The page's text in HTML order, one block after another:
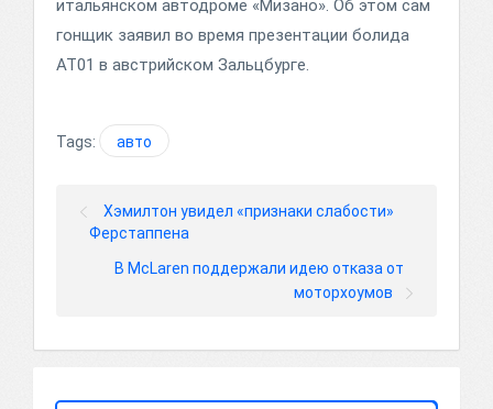
итальянском автодроме «Мизано». Об этом сам
гонщик заявил во время презентации болида
AT01 в австрийском Зальцбурге.
Tags: авто
Хэмилтон увидел «признаки слабости»
Ферстаппена
В McLaren поддержали идею отказа от
моторхоумов